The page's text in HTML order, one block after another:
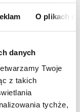
O plikach
danych
Twoje
z takich
tychże,